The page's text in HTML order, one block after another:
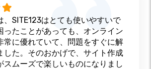
、SITE123はとても使いやすいで
ったことがあっても、オンライン
常に優れていて、問題をすぐに解
した。そのおかげで、サイト作成
スムーズで楽しいものになりまし